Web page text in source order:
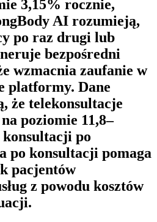
3,15% rocznie,
AI rozumieją,
po raz drugi lub
bezpośredni
wzmacnia zaufanie w
platformy. Dane
że telekonsultacje
poziomie 11,8–
konsultacji po
po konsultacji pomaga
pacjentów
z powodu kosztów